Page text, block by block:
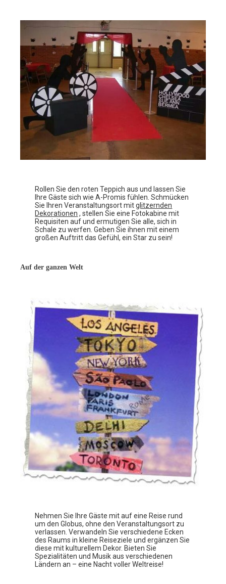
Rollen Sie den roten Teppich aus und lassen Sie
Ihre Gäste sich wie A-Promis fühlen. Schmücken
Sie Ihren Veranstaltungsort mitglitzernden
Dekorationen , stellen Sie eine Fotokabine mit
Requisiten auf und ermutigen Sie alle, sich in
Schale zu werfen. Geben Sie ihnen mit einem
großen Auftritt das Gefühl, ein Star zu sein!
Auf der ganzen Welt
Nehmen Sie Ihre Gäste mit auf eine Reise rund
um den Globus, ohne den Veranstaltungsort zu
verlassen. Verwandeln Sie verschiedene Ecken
des Raums in kleine Reiseziele und ergänzen Sie
diese mit kulturellem Dekor. Bieten Sie
Spezialitäten und Musik aus verschiedenen
Ländern an – eine Nacht voller Weltreise!